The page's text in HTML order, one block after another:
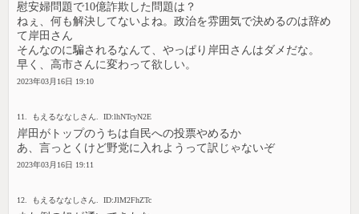
慰安婦問題で10億詐欺した問題は？
ねぇ、何も解決してないよね。政治を雰囲気で決めるのは辞め
て岸田さん
そんなのに騙されるなんて、やっぱり岸田さんはダメだな。
早く、高市さんに変わって欲しい。
2023年03月16日 19:10
11. もえるななしさん. ID:lhNTcyN2E
岸田がトップのうちは自民への投票やめるか
あ、言っとくけど野党に入れようって訳じゃないぞ
2023年03月16日 19:11
12. もえるななしさん. ID:JlM2FhZTc